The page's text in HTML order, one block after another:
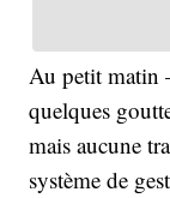
Au petit matin
quelques
mais aucune
système de